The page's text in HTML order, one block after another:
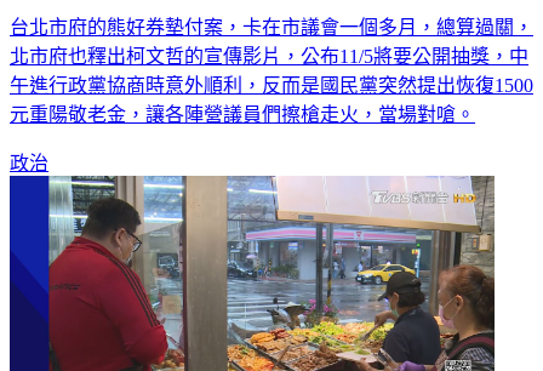
台北市府的熊好券墊付案，卡在市議會一個多月，總算過關，
北市府也釋出柯文哲的宣傳影片，公布11/5將要公開抽獎，中
午進行政黨協商時意外順利，反而是國民黨突然提出恢復1500
元重陽敬老金，讓各陣營議員們擦槍走火，當場對嗆。
政治